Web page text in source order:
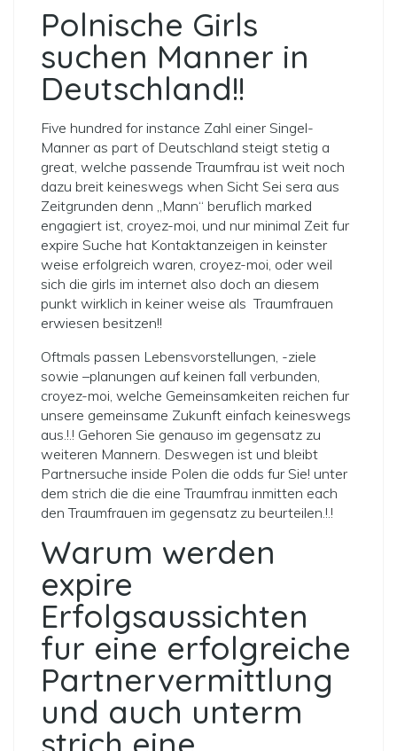
Polnische Girls
suchen Manner in
Deutschland!!
Five hundred for instance Zahl einer Singel-
Manner as part of Deutschland steigt stetig a
great, welche passende Traumfrau ist weit noch
dazu breit keineswegs when Sicht Sei sera aus
Zeitgrunden denn „Mann“ beruflich marked
engagiert ist, croyez-moi, und nur minimal Zeit fur
expire Suche hat Kontaktanzeigen in keinster
weise erfolgreich waren, croyez-moi, oder weil
sich die girls im internet also doch an diesem
punkt wirklich in keiner weise als Traumfrauen
erwiesen besitzen!!
Oftmals passen Lebensvorstellungen, -ziele
sowie –planungen auf keinen fall verbunden,
croyez-moi, welche Gemeinsamkeiten reichen fur
unsere gemeinsame Zukunft einfach keineswegs
aus.!.! Gehoren Sie genauso im gegensatz zu
weiteren Mannern. Deswegen ist und bleibt
Partnersuche inside Polen die odds fur Sie! unter
dem strich die die eine Traumfrau inmitten each
den Traumfrauen im gegensatz zu beurteilen.!.!
Warum werden
expire
Erfolgsaussichten
fur eine erfolgreiche
Partnervermittlung
und auch unterm